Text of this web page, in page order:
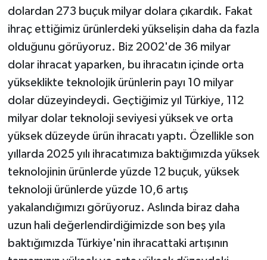
dolardan 273 buçuk milyar dolara çıkardık. Fakat
ihraç ettiğimiz ürünlerdeki yükselişin daha da fazla
olduğunu görüyoruz. Biz 2002'de 36 milyar
dolar ihracat yaparken, bu ihracatın içinde orta
yükseklikte teknolojik ürünlerin payı 10 milyar
dolar düzeyindeydi. Geçtiğimiz yıl Türkiye, 112
milyar dolar teknoloji seviyesi yüksek ve orta
yüksek düzeyde ürün ihracatı yaptı. Özellikle son
yıllarda 2025 yılı ihracatımıza baktığımızda yüksek
teknolojinin ürünlerde yüzde 12 buçuk, yüksek
teknoloji ürünlerde yüzde 10,6 artış
yakalandığımızı görüyoruz. Aslında biraz daha
uzun hali değerlendirdiğimizde son beş yıla
baktığımızda Türkiye'nin ihracattaki artışının